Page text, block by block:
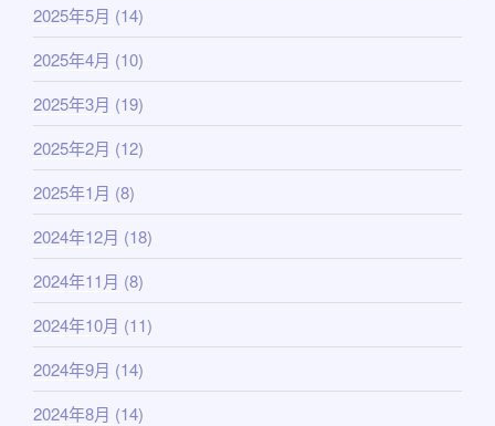
2025年5月 (14)
2025年4月 (10)
2025年3月 (19)
2025年2月 (12)
2025年1月 (8)
2024年12月 (18)
2024年11月 (8)
2024年10月 (11)
2024年9月 (14)
2024年8月 (14)